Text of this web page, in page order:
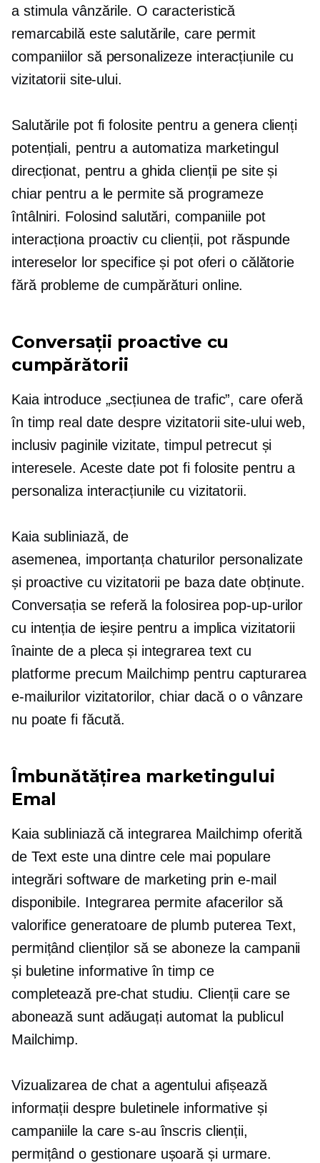
a stimula vânzările. O caracteristică
remarcabilă este salutările, care permit
companiilor să personalizeze interacțiunile cu
vizitatorii site-ului.
Salutările pot fi folosite pentru a genera clienți
potențiali, pentru a automatiza marketingul
direcționat, pentru a ghida clienții pe site și
chiar pentru a le permite să programeze
întâlniri. Folosind salutări, companiile pot
interacționa proactiv cu clienții, pot răspunde
intereselor lor specifice și pot oferi o călătorie
fără probleme de cumpărături online.
Conversații proactive cu
cumpărătorii
Kaia introduce „secțiunea de trafic”, care oferă
în timp real date despre vizitatorii site-ului web,
inclusiv paginile vizitate, timpul petrecut și
interesele. Aceste date pot fi folosite pentru a
personaliza interacțiunile cu vizitatorii.
Kaia subliniază, de
asemenea, importanța chaturilor personalizate
și proactive cu vizitatorii pe baza date obținute.
Conversația se referă la folosirea pop-up-urilor
cu intenția de ieșire pentru a implica vizitatorii
înainte de a pleca și integrarea text cu
platforme precum Mailchimp pentru capturarea
e-mailurilor vizitatorilor, chiar dacă o o vânzare
nu poate fi făcută.
Îmbunătățirea marketingului
Emal
Kaia subliniază că integrarea Mailchimp oferită
de Text este una dintre cele mai populare
integrări software de marketing prin e-mail
disponibile. Integrarea permite afacerilor să
valorifice generatoare de plumbputerea Text,
permițând clienților să se aboneze la campanii
și buletine informative în timp ce
completează pre-chat studiu. Clienții care se
abonează sunt adăugați automat la publicul
Mailchimp.
Vizualizarea de chat a agentului afișează
informații despre buletinele informative și
campaniile la care s-au înscris clienții,
permițând o gestionare ușoară și urmare.